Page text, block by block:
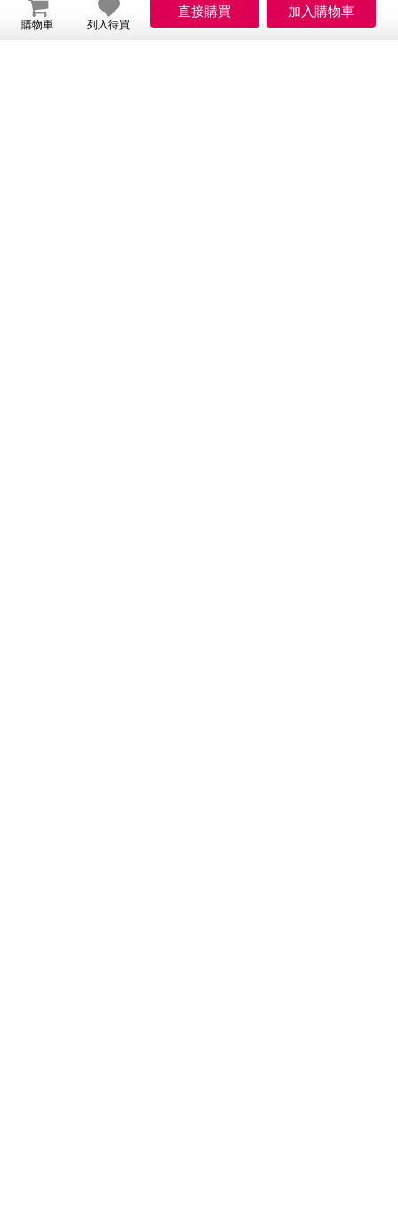
購物車 列入待買